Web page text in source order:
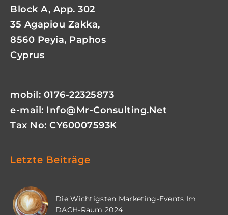
Block A, App. 302
35 Agapiou Zakka,
8560 Peyia, Paphos
Cyprus
mobil: 0176-22325873
e-mail: Info@mr-Consulting.net
Tax No: CY60007593K
Letzte Beiträge
Die Wichtigsten Marketing-Events Im
DACH-Raum 2024